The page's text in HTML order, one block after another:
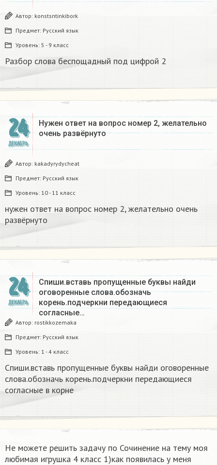
Автор: konstsntinkibork
Предмет: Русский язык
Уровень: 5 - 9 класс
Разбор слова беспощадный под цифрой 2
24
ДЕКАБРЬ
Нужен ответ на вопрос номер 2, желательно
очень развёрнуто
Автор: kakadyrydycheat
Предмет: Русский язык
Уровень: 10 - 11 класс
нужен ответ на вопрос номер 2, желательно очень
развёрнуто
24
ДЕКАБРЬ
Спиши.вставь пропущенные буквы найди
оговоренные слова.обозначь
корень.подчеркни передающиеся
согласные…
Автор: rostikkozemaka
Предмет: Русский язык
Уровень: 1 - 4 класс
Спиши.вставь пропущенные буквы найди оговоренные
слова.обозначь корень.подчеркни передающиеся
согласные в корне
Не можете решить задачу по Сочинение на тему моя
любимая игрушка 4 класс 1)как появилась у меня